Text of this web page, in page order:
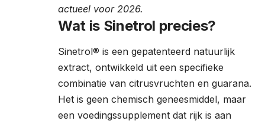
actueel voor 2026.
Wat is Sinetrol precies?
Sinetrol® is een gepatenteerd natuurlijk
extract, ontwikkeld uit een specifieke
combinatie van citrusvruchten en guarana.
Het is geen chemisch geneesmiddel, maar
een voedingssupplement dat rijk is aan